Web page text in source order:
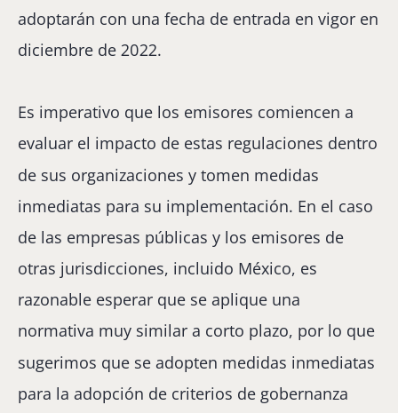
adoptarán con una fecha de entrada en vigor en
diciembre de 2022.
Es imperativo que los emisores comiencen a
evaluar el impacto de estas regulaciones dentro
de sus organizaciones y tomen medidas
inmediatas para su implementación. En el caso
de las empresas públicas y los emisores de
otras jurisdicciones, incluido México, es
razonable esperar que se aplique una
normativa muy similar a corto plazo, por lo que
sugerimos que se adopten medidas inmediatas
para la adopción de criterios de gobernanza